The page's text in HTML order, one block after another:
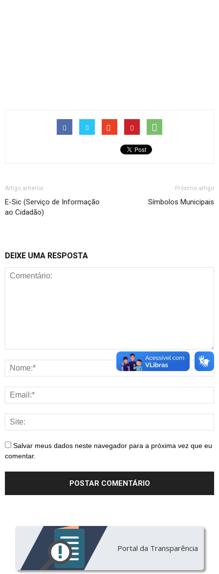
Artigo anterior
E-Sic (Serviço de Informação
ao Cidadão)
Próximo artigo
Símbolos Municipais
DEIXE UMA RESPOSTA
Salvar meus dados neste navegador para a próxima vez que eu
comentar.
Portal da Transparência